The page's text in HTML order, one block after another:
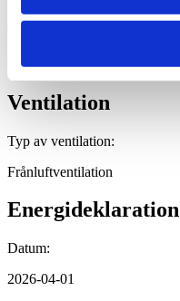
4820 KVM
Ventilation
Typ av ventilation:
Frånluftventilation
Energideklaration
Datum:
2026-04-01